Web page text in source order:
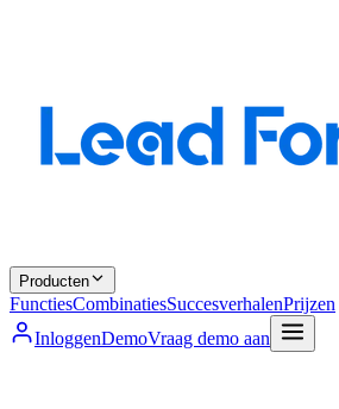
Producten
FunctiesCombinatiesSuccesverhalenPrijzen
InloggenDemoVraag demo aan